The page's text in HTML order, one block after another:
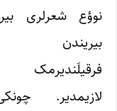
نوؤع شعرلری
بیریندن
فرقیلَندیرمک
لازیمدیر.